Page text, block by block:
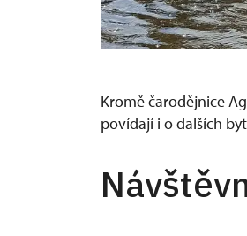
Kromě čarodějnice
povídají i o dalších